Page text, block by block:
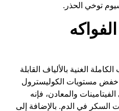
توخي الحذر.
الغنية بالألياف القابلة
خفض مستويات الكوليسترول
والمعادن، فإنه
السكر في الدم. بالإضافة إلى